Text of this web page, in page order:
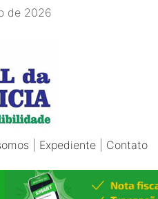
de 2026
Expediente Contato